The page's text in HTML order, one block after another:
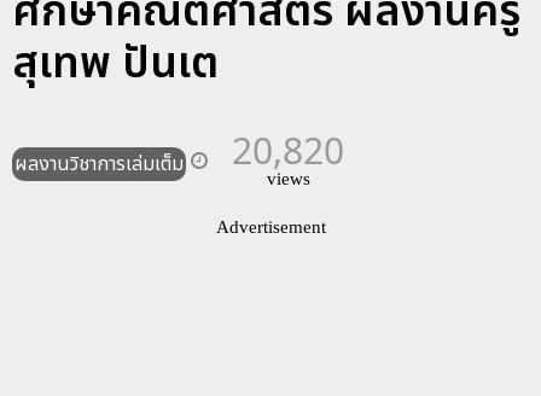
สุเทพ ปันเต
ผลงานวิชาการเล่มเต็ม 20,820
views
Advertisement